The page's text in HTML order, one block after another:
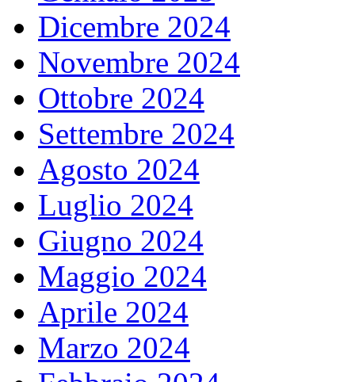
Dicembre 2024
Novembre 2024
Ottobre 2024
Settembre 2024
Agosto 2024
Luglio 2024
Giugno 2024
Maggio 2024
Aprile 2024
Marzo 2024